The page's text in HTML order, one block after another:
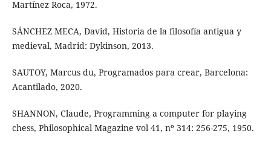
Martínez Roca, 1972.
SÁNCHEZ MECA, David, Historia de la filosofía antigua y
medieval, Madrid: Dykinson, 2013.
SAUTOY, Marcus du, Programados para crear, Barcelona:
Acantilado, 2020.
SHANNON, Claude, Programming a computer for playing
chess, Philosophical Magazine vol 41, nº 314: 256-275, 1950.